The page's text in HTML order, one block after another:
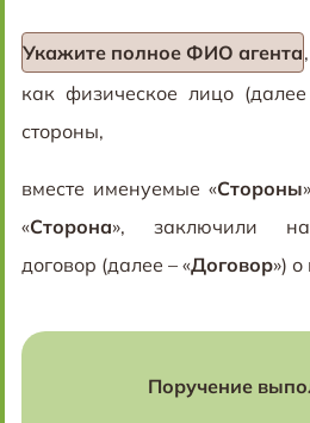
Укажите полное ФИО агента
как физическое лицо
стороны,
вместе именуемые «Стороны
«Сторона», заключили
договор (далее – «Договор»)
Поручение